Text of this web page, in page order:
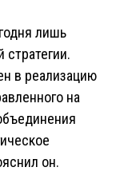
лишь
в реализацию
на
он.